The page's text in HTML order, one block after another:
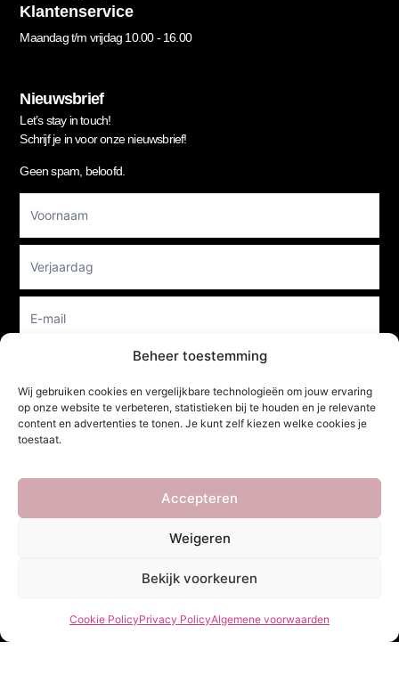
Beheer toestemming
Wij gebruiken cookies en vergelijkbare technologieën om jouw ervaring
op onze website te verbeteren, statistieken bij te houden en je relevante
content en advertenties te tonen. Je kunt zelf kiezen welke cookies je
toestaat.
Accepteren
Weigeren
Bekijk voorkeuren
Cookie PolicyPrivacy PolicyAlgemene voorwaarden
Klantenservice
Maandag t/m vrijdag 10.00 - 16.00
Nieuwsbrief
Let’s stay in touch!
Schrijf je in voor onze nieuwsbrief!
Geen spam, beloofd.
Newsletter
Adres
Heidebaan 62, 6044 XS Roermond